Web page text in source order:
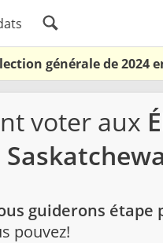
générale de 2024
voter aux
guiderons étape
pouvez!